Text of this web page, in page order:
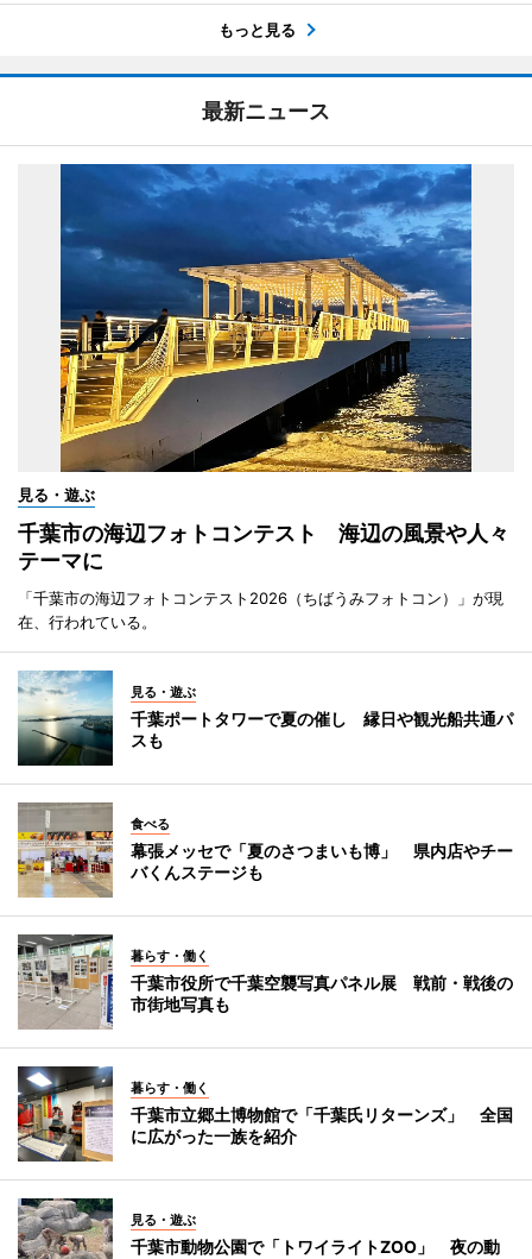
もっと見る
最新ニュース
見る・遊ぶ
千葉市の海辺フォトコンテスト 海辺の風景や人々
テーマに
「千葉市の海辺フォトコンテスト2026（ちばうみフォトコン）」が現
在、行われている。
見る・遊ぶ
千葉ポートタワーで夏の催し 縁日や観光船共通パ
スも
食べる
幕張メッセで「夏のさつまいも博」 県内店やチー
バくんステージも
暮らす・働く
千葉市役所で千葉空襲写真パネル展 戦前・戦後の
市街地写真も
暮らす・働く
千葉市立郷土博物館で「千葉氏リターンズ」 全国
に広がった一族を紹介
見る・遊ぶ
千葉市動物公園で「トワイライトZOO」 夜の動